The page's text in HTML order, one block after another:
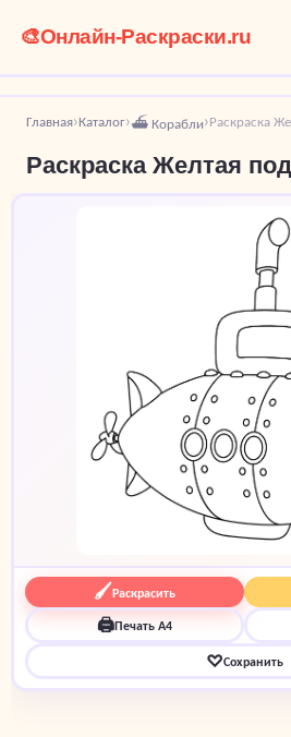
🎨Онлайн-Раскраски.ru
Главная›Каталог›⛴️ Корабли›Раскраска
Раскраска Желтая
🖌Раскрасить
🖨Печать A4
♡Сохранить